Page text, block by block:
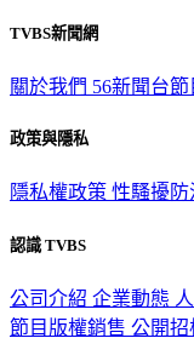
TVBS新聞網
關於我們 56新聞台節
政策與隱私
隱私權政策 性騷擾防
認識 TVBS
公司介紹 企業動態
節目版權銷售 公開招